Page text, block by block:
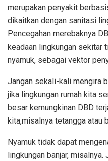
merupakan penyakit
dikaitkan dengan sanitasi
Pencegahan merebaknya
keadaan lingkungan sekitar
nyamuk, sebagai vektor
Jangan sekali-kali mengira
jika lingkungan rumah kita
besar kemungkinan DBD
kita,misalnya tetangga atau
Nyamuk tidak dapat
lingkungan banjar,